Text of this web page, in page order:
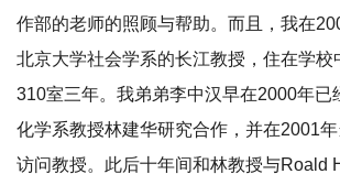
作部的老师的照顾与帮助。而且，我在
北京大学社会学系的长江教授，住在学校
310室三年。我弟弟李中汉早在2000年已
化学系教授林建华研究合作，并在2001
访问教授。此后十年间和林教授与Roald